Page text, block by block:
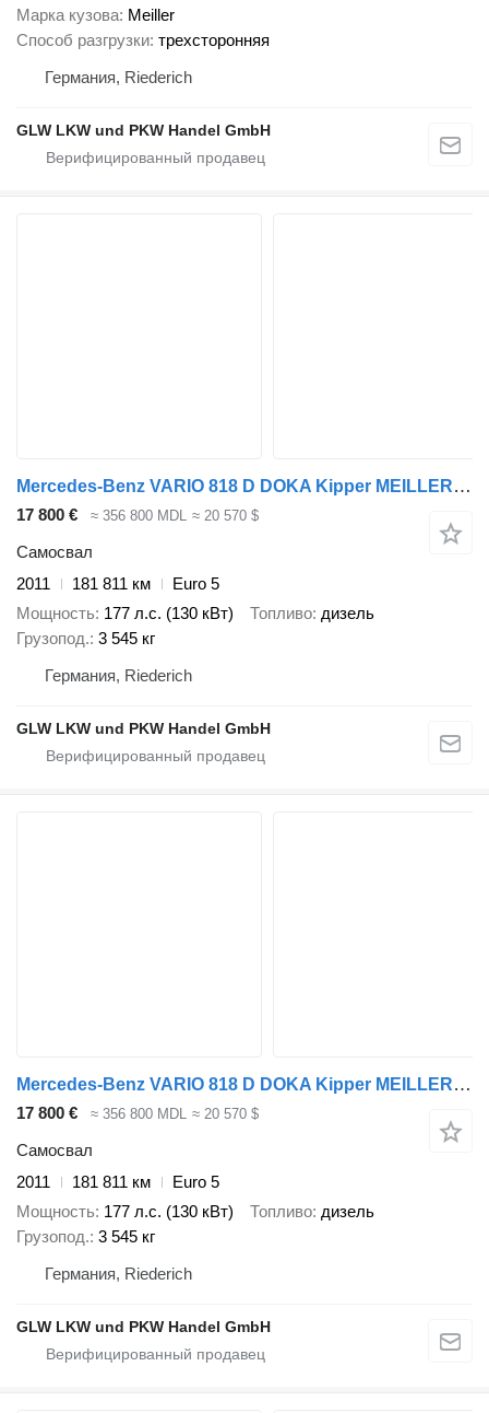
Марка кузова Meiller
Способ разгрузки трехсторонняя
Германия, Riederich
GLW LKW und PKW Handel GmbH
Mercedes-Benz VARIO 818 D DOKA Kipper MEILLER 3-Seiten+2 X AHK
17 800 € ≈ 356 800 MDL ≈ 20 570 $
Самосвал
2011
181 811 км
Euro 5
Мощность 177 л.с. (130 кВт) Топливо дизель
Грузопод. 3 545 кг
Германия, Riederich
GLW LKW und PKW Handel GmbH
Mercedes-Benz VARIO 818 D DOKA Kipper MEILLER 3-Seiten+2 X AHK
17 800 € ≈ 356 800 MDL ≈ 20 570 $
Самосвал
2011
181 811 км
Euro 5
Мощность 177 л.с. (130 кВт) Топливо дизель
Грузопод. 3 545 кг
Германия, Riederich
GLW LKW und PKW Handel GmbH